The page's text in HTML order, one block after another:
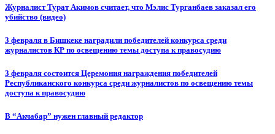
Журналист Турат Акимов считает, что Мэлис Турганбаев заказал его
убийство (видео)
3 февраля в Бишкеке наградили победителей конкурса среди
журналистов КР по освещению темы доступа к правосудию
3 февраля состоится Церемония награждения победителей
Республиканского конкурса среди журналистов по освещению темы
доступа к правосудию
В “Акчабар” нужен главный редактор